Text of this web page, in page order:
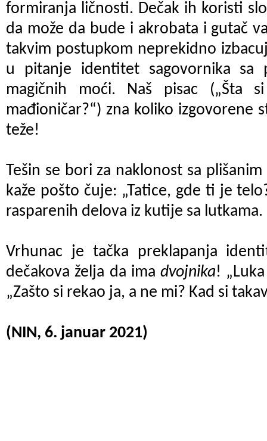
formiranja ličnosti. Dečak ih koristi
da može da bude i akrobata i gutač
takvim postupkom neprekidno
u pitanje identitet sagovornika sa
magičnih moći. Naš pisac („Šta
mađioničar?“) zna koliko izgovorene
teže!
Tešin se bori za naklonost sa
kaže pošto čuje: „Tatice, gde ti je
rasparenih delova iz kutije sa lutkama.
Vrhunac je tačka preklapanja
dečakova želja da imadvojnika!
„Zašto si rekao ja, a ne mi? Kad si
(NIN, 6. januar 2021)